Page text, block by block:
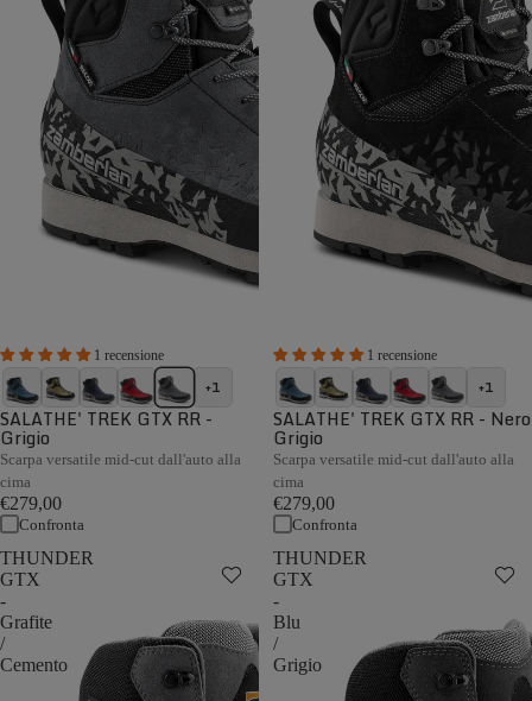
1 recensione
+1
SALATHE' TREK GTX RR -
Grigio
Scarpa versatile mid-cut dall'auto alla
cima
€279,00
Confronta
1 recensione
+1
SALATHE' TREK GTX RR - Nero
Grigio
Scarpa versatile mid-cut dall'auto alla
cima
€279,00
Confronta
THUNDER
GTX
-
Grafite
/
Cemento
THUNDER
GTX
-
Blu
/
Grigio